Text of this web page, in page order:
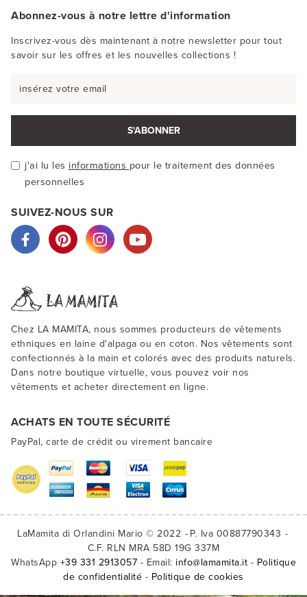
Abonnez-vous à notre lettre d'information
Inscrivez-vous dès maintenant à notre newsletter pour tout
savoir sur les offres et les nouvelles collections !
S'ABONNER
j'ai lu les informations pour le traitement des données
personnelles
SUIVEZ-NOUS SUR
Chez LA MAMITA, nous sommes producteurs de vêtements
ethniques en laine d'alpaga ou en coton. Nos vêtements sont
confectionnés à la main et colorés avec des produits naturels.
Dans notre boutique virtuelle, vous pouvez voir nos
vêtements et acheter directement en ligne.
ACHATS EN TOUTE SÉCURITÉ
PayPal, carte de crédit ou virement bancaire
LaMamita di Orlandini Mario © 2022
P. Iva 00887790343
C.F. RLN MRA 58D 19G 337M
WhatsApp +39 331 2913057 - Email: info@lamamita.it - Politique
de confidentialité - Politique de cookies